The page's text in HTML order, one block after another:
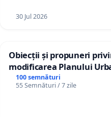
30 Jul 2026
Obiecții și propuneri
modificarea Planului
General al orașului
100 semnături
55 Semnături / 7 zile